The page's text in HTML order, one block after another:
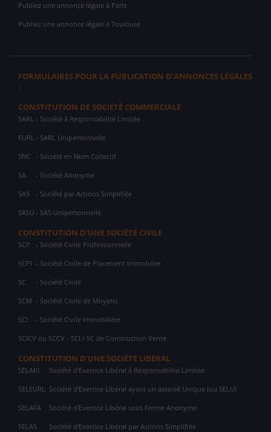
Publiez une annonce légale à Paris
Publiez une annonce légale à Toulouse
FORMULAIRES POUR LA PUBLICATION D'ANNONCES LÉGALES
:
CONSTITUTION DE SOCIÉTÉ COMMERCIALE
SARL - Société à Responsabilité Limitée
EURL - SARL Unipersonnelle
SNC - Société en Nom Collectif
SA - Société Anonyme
SAS - Société par Actions Simplifiée
SASU - SAS Unipersonnelle
CONSTITUTION D'UNE SOCIÉTÉ CIVILE
SCP - Société Civile Professionnelle
SCPI - Société Civile de Placement Immobilier
SC - Société Civile
SCM - Société Civile de Moyens
SCI - Société Civile Immobilière
SCICV ou SCCV - SCI / SC de Construction Vente
CONSTITUTION D'UNE SOCIÉTÉ LIBÉRAL
SELARL Société d'Exercice Libéral à Responsabilité Limitée
SELEURL Société d'Exercice Libéral ayant un associé Unique (ou SELU)
SELAFA Société d'Exercice Libéral sous Forme Anonyme
SELAS Société d'Exercice Libéral par Actions Simplifiée